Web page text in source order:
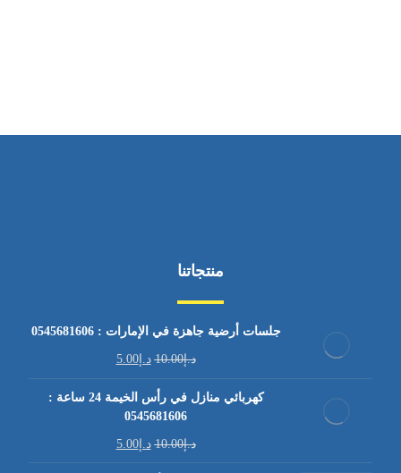
منتجاتنا
جلسات أرضية جاهزة في الإمارات : 0545681606
د.إ10.00 د.إ5.00
كهربائي منازل في رأس الخيمة 24 ساعة :
0545681606
د.إ10.00 د.إ5.00